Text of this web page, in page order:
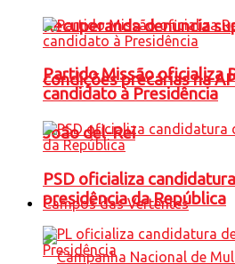
Recuperanda denuncia
condições precárias na
João del-Rei
Campos das Vertentes
Partido Missão oficializa
candidato à Presidência
PSD oficializa
presidência da República